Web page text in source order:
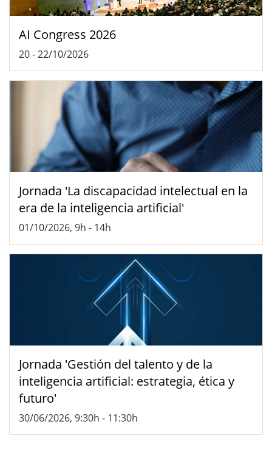
AI Congress 2026
20-22/10/2026
Jornada 'La discapacidad intelectual en la
era de la inteligencia artificial'
01/10/2026, 9h - 14h
Jornada 'Gestión del talento y de la
inteligencia artificial: estrategia, ética y
futuro'
30/06/2026, 9:30h - 11:30h